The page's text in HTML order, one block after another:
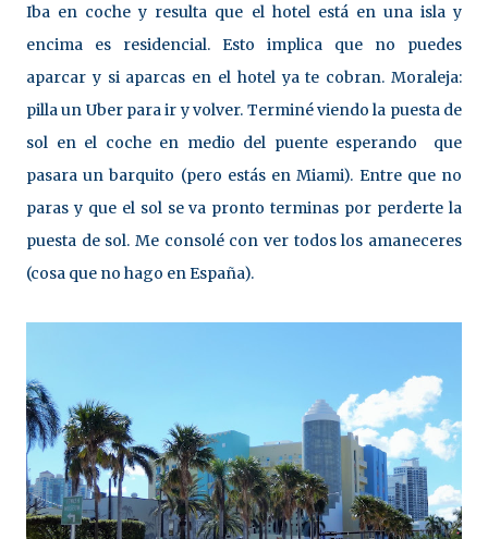
Iba en coche y resulta que el hotel está en una isla y
encima es residencial. Esto implica que no puedes
aparcar y si aparcas en el hotel ya te cobran. Moraleja:
pilla un Uber para ir y volver. Terminé viendo la puesta de
sol en el coche en medio del puente esperando que
pasara un barquito (pero estás en Miami). Entre que no
paras y que el sol se va pronto terminas por perderte la
puesta de sol. Me consolé con ver todos los amaneceres
(cosa que no hago en España).